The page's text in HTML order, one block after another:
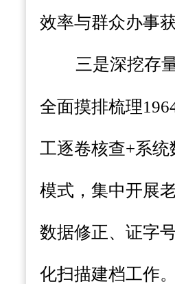
效率与群众办事
三是深挖存
全面摸排梳理
工逐卷核查+系统
模式，集中开展
数据修正、 证字
化扫描建档工作